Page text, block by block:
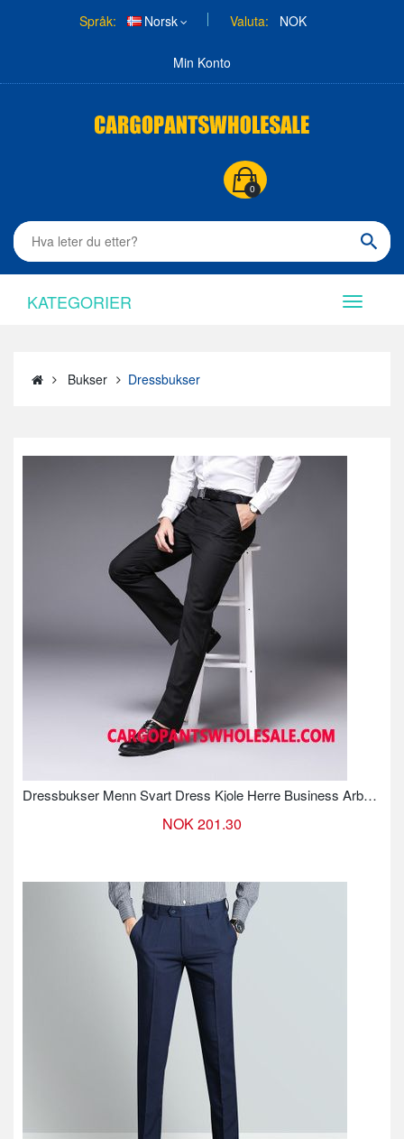
Språk: Norsk Valuta: NOK
Min Konto
0
KATEGORIER
Bukser Dressbukser
Dressbukser Menn Svart Dress Kjole Herre Business Arbeids Slim Fit
NOK 201.30